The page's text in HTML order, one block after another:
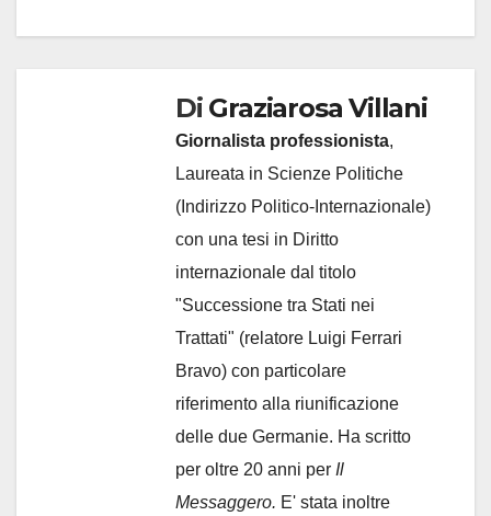
Di Graziarosa Villani
Giornalista professionista,
Laureata in Scienze Politiche
(Indirizzo Politico-Internazionale)
con una tesi in Diritto
internazionale dal titolo
"Successione tra Stati nei
Trattati" (relatore Luigi Ferrari
Bravo) con particolare
riferimento alla riunificazione
delle due Germanie. Ha scritto
per oltre 20 anni per Il
Messaggero. E' stata inoltre